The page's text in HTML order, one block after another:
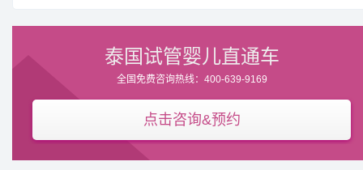
泰国试管婴儿直通车
全国免费咨询热线：400-639-9169
点击咨询&预约